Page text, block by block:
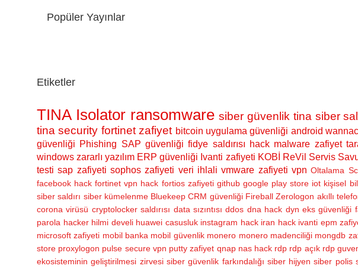
Popüler Yayınlar
Etiketler
TINA Isolator ransomware siber güvenlik tina siber
tina security fortinet zafiyet bitcoin uygulama güvenliği android
güvenliği Phishing SAP güvenliği fidye saldırısı hack malware zafiyet
windows zararlı yazılım ERP güvenliği Ivanti zafiyeti KOBİ ReVil Servis
testi sap zafiyeti sophos zafiyeti veri ihlali vmware zafiyeti vpn Oltalama
facebook hack fortinet vpn hack fortios zafiyeti github google play store iot kişisel
siber saldırı siber kümelenme Bluekeep CRM güvenliği Fireball Zerologon akıllı
corona virüsü cryptolocker saldırısı data sızıntısı ddos dna hack dyn eks güvenliği
parola hacker hilmi develi huawei casusluk instagram hack iran hack ivanti epm
microsoft zafiyeti mobil banka mobil güvenlik monero monero madenciliği mongdb
store proxylogon pulse secure vpn putty zafiyet qnap nas hack rdp rdp açık rdp
ekosisteminin geliştirilmesi zirvesi siber güvenlik farkındalığı siber hijyen siber polis